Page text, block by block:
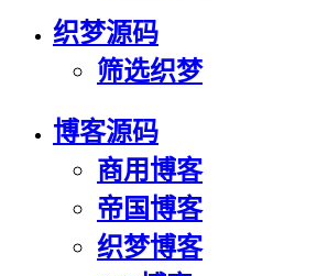
织梦源码
筛选织梦
博客源码
商用博客
帝国博客
织梦博客